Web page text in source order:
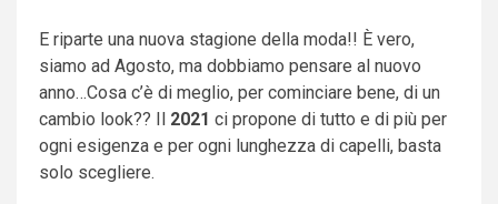
E riparte una nuova stagione della moda!! È vero,
siamo ad Agosto, ma dobbiamo pensare al nuovo
anno…Cosa c’è di meglio, per cominciare bene, di un
cambio look?? Il 2021 ci propone di tutto e di più per
ogni esigenza e per ogni lunghezza di capelli, basta
solo scegliere.